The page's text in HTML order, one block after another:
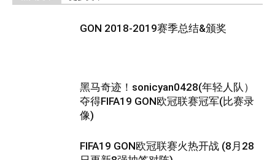
GON 2018-2019赛季总结&颁奖
黑马奇迹！sonicyan0428(年轻人队）
夺得FIFA19 GON欧冠联赛冠军(比赛录
像)
FIFA19 GON欧冠联赛火热开战 (8月28